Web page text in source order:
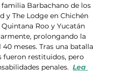
Barbachano de los
y The Lodge en Chichén
Quintana Roo y Yucatán
prolongando la
meses. Tras una batalla
fueron restituidos, pero
penales. Lea